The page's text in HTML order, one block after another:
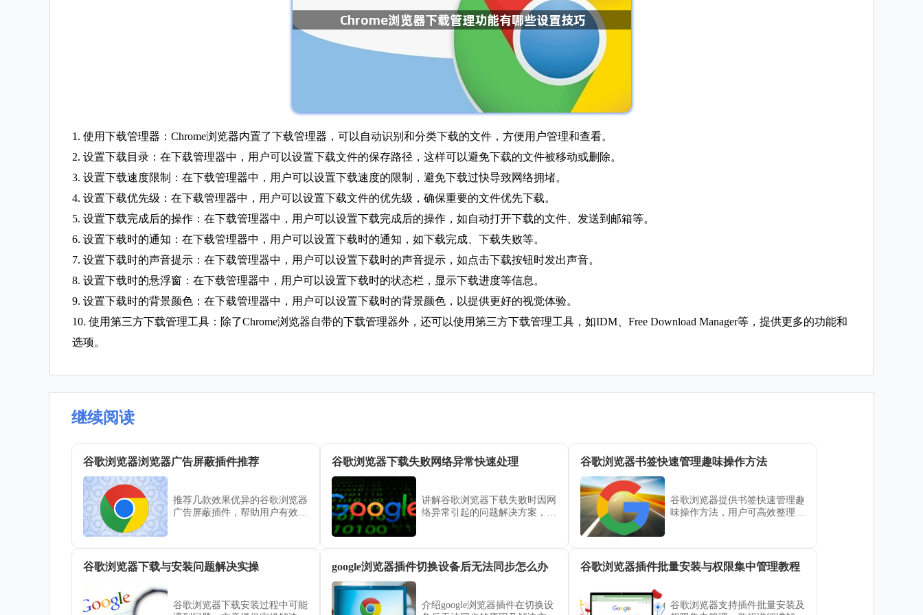
1. 使用下载管理器：Chrome浏览器内置了下载管理器，可以自动识别和分类下载的文件，方便用户管理和查看。
2. 设置下载目录：在下载管理器中，用户可以设置下载文件的保存路径，这样可以避免下载的文件被移动或删除。
3. 设置下载速度限制：在下载管理器中，用户可以设置下载速度的限制，避免下载过快导致网络拥堵。
4. 设置下载优先级：在下载管理器中，用户可以设置下载文件的优先级，确保重要的文件优先下载。
5. 设置下载完成后的操作：在下载管理器中，用户可以设置下载完成后的操作，如自动打开下载的文件、发送到邮箱等。
6. 设置下载时的通知：在下载管理器中，用户可以设置下载时的通知，如下载完成、下载失败等。
7. 设置下载时的声音提示：在下载管理器中，用户可以设置下载时的声音提示，如点击下载按钮时发出声音。
8. 设置下载时的悬浮窗：在下载管理器中，用户可以设置下载时的状态栏，显示下载进度等信息。
9. 设置下载时的背景颜色：在下载管理器中，用户可以设置下载时的背景颜色，以提供更好的视觉体验。
10. 使用第三方下载管理工具：除了Chrome浏览器自带的下载管理器外，还可以使用第三方下载管理工具，如IDM、Free Download Manager等，提供更多的功能和
选项。
继续阅读
谷歌浏览器浏览器广告屏蔽插件推荐
推荐几款效果优异的谷歌浏览器
广告屏蔽插件，帮助用户有效阻
谷歌浏览器下载失败网络异常快速处理
讲解谷歌浏览器下载失败时因网
络异常引起的问题解决方案，涵
谷歌浏览器书签快速管理趣味操作方法
谷歌浏览器提供书签快速管理趣
味操作方法，用户可高效整理和
谷歌浏览器下载与安装问题解决实操
谷歌浏览器下载安装过程中可能
google浏览器插件切换设备后无法同步怎么办
介绍google浏览器插件在切换设
谷歌浏览器插件批量安装与权限集中管理教程
谷歌浏览器支持插件批量安装及